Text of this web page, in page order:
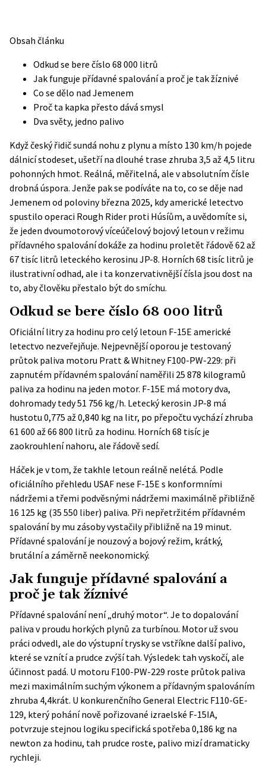
Obsah článku
Odkud se bere číslo 68 000 litrů
Jak funguje přídavné spalování a proč je tak žíznivé
Co se dělo nad Jemenem
Proč ta kapka přesto dává smysl
Dva světy, jedno palivo
Když český řidič sundá nohu z plynu a místo 130 km/h pojede
dálnicí stodeset, ušetří na dlouhé trase zhruba 3,5 až 4,5 litru
pohonných hmot. Reálná, měřitelná, ale v absolutním čísle
drobná úspora. Jenže pak se podíváte na to, co se děje nad
Jemenem od poloviny března 2025, kdy americké letectvo
spustilo operaci Rough Rider proti Húsíům, a uvědomíte si,
že jeden dvoumotorový víceúčelový bojový letoun v režimu
přídavného spalování dokáže za hodinu proletět řádově 62 až
67 tisíc litrů leteckého kerosinu JP-8. Horních 68 tisíc litrů je
ilustrativní odhad, ale i ta konzervativnější čísla jsou dost na
to, aby člověku přestalo být do smíchu.
Odkud se bere číslo 68 000 litrů
Oficiální litry za hodinu pro celý letoun F-15E americké
letectvo nezveřejňuje. Nejpevnější oporou je testovaný
průtok paliva motoru Pratt & Whitney F100-PW-229: při
zapnutém přídavném spalování naměřili 25 878 kilogramů
paliva za hodinu na jeden motor. F-15E má motory dva,
dohromady tedy 51 756 kg/h. Letecký kerosin JP-8 má
hustotu 0,775 až 0,840 kg na litr, po přepočtu vychází zhruba
61 600 až 66 800 litrů za hodinu. Horních 68 tisíc je
zaokrouhlení nahoru, ale řádově sedí.
Háček je v tom, že takhle letoun reálně nelétá. Podle
oficiálního přehledu USAF nese F-15E s konformními
nádržemi a třemi podvěsnými nádržemi maximálně přibližně
16 125 kg (35 550 liber) paliva. Při nepřetržitém přídavném
spalování by mu zásoby vystačily přibližně na 19 minut.
Přídavné spalování je nouzový a bojový režim, krátký,
brutální a záměrně neekonomický.
Jak funguje přídavné spalování a
proč je tak žíznivé
Přídavné spalování není „druhý motor“. Je to dopalování
paliva v proudu horkých plynů za turbínou. Motor už svou
práci odvedl, ale do výstupní trysky se vstříkne další palivo,
které se vznítí a prudce zvýší tah. Výsledek: tah vyskočí, ale
účinnost padá. U motoru F100-PW-229 roste průtok paliva
mezi maximálním suchým výkonem a přídavným spalováním
zhruba 4,4krát. U konkurenčního General Electric F110-GE-
129, který pohání nově pořizované izraelské F-15IA,
potvrzuje stejnou logiku specifická spotřeba 0,186 kg na
newton za hodinu, tah prudce roste, palivo mizí dramaticky
rychleji.